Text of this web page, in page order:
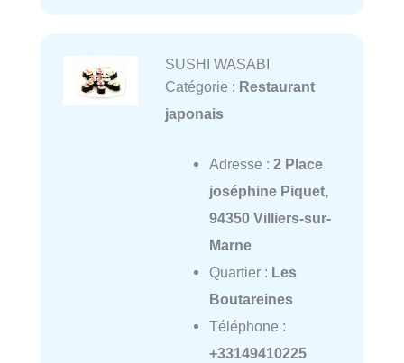
SUSHI WASABI
Catégorie : Restaurant
japonais
Adresse : 2 Place
joséphine Piquet,
94350 Villiers-sur-
Marne
Quartier : Les
Boutareines
Téléphone :
+33149410225